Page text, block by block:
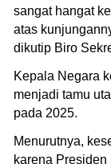
sangat hangat
atas
dikutip Biro
Kepala Negara
menjadi tamu
pada 2025.
Menurutnya,
karena